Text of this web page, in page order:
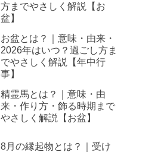
方までやさしく解説【お
盆】
お盆とは？｜意味・由来・
2026年はいつ？過ごし方ま
でやさしく解説【年中行
事】
精霊馬とは？｜意味・由
来・作り方・飾る時期まで
やさしく解説【お盆】
8月の縁起物とは？｜受け